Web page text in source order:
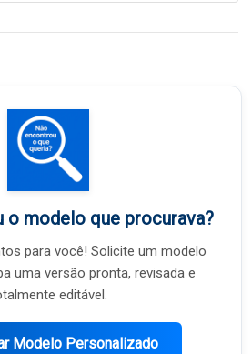
o modelo que procurava?
para você! Solicite um modelo
uma versão pronta, revisada e
editável.
Modelo Personalizado